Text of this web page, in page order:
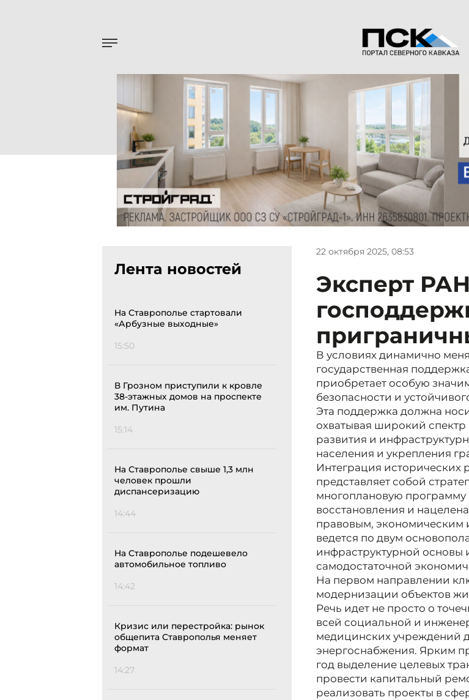
Лента новостей
На Ставрополье стартовали
«Арбузные выходные»
15:50
В Грозном приступили к кровле
38-этажных домов на проспекте
им. Путина
15:14
На Ставрополье свыше 1,3 млн
человек прошли
диспансеризацию
14:44
На Ставрополье подешевело
автомобильное топливо
14:42
Кризис или перестройка: рынок
общепита Ставрополья меняет
формат
14:27
22 октября 2025, 08:53
Эксперт
В условиях динамично
государственная
приобретает особую
безопасности и
Эта поддержка должна
охватывая широкий спектр
развития и
населения и укрепления
Интеграция исторических
представляет собой
многоплановую программу
восстановления и
правовым, экономическим
ведется по двум
инфраструктурной
самодостаточной
На первом направлении
модернизации объектов
Речь идет не просто о
всей социальной и
медицинских учреждений
энергоснабжения. Ярким
год выделение целевых
провести капитальный
реализовать проекты в